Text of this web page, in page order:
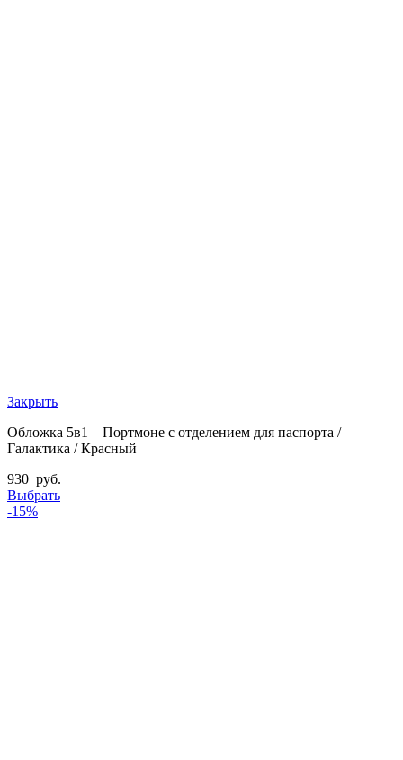
Закрыть
Обложка 5в1 – Портмоне с отделением для паспорта /
Галактика / Красный
930 руб.
Выбрать
-15%